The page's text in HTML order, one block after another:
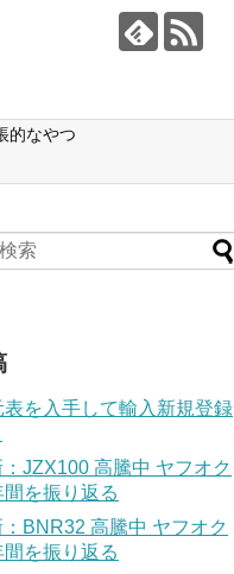
的なやつ
表を入手して輸入新規登録
JZX100 高騰中 ヤフオク
を振り返る
BNR32 高騰中 ヤフオク
を振り返る